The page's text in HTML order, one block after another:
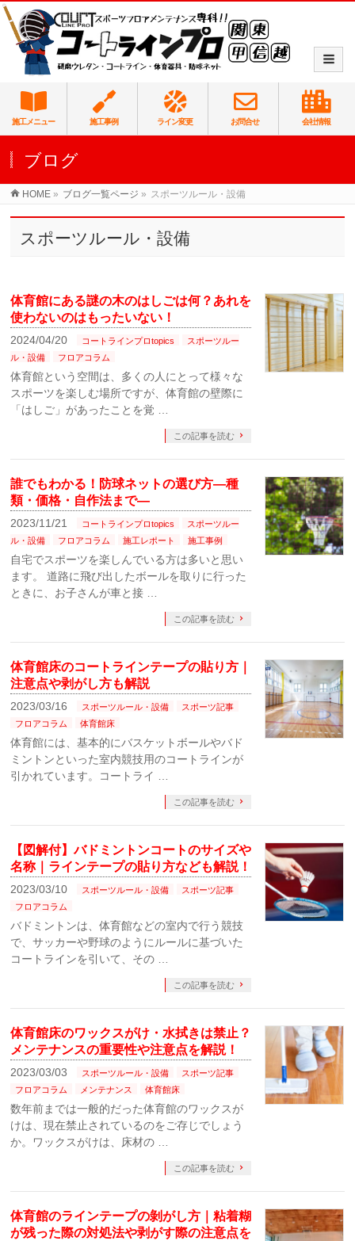
施工メニュー 施工事例 ライン変更 お問合せ 会社情報
ブログ
HOME » ブログ一覧ページ » スポーツルール・設備
スポーツルール・設備
体育館にある謎の木のはしごは何？あれを
使わないのはもったいない！
2024/04/20 コートラインプロtopics
スポーツルー
ル・設備
フロアコラム
体育館という空間は、多くの人にとって様々な
スポーツを楽しむ場所ですが、体育館の壁際に
「はしご」があったことを覚 …
この記事を読む
誰でもわかる！防球ネットの選び方―種
類・価格・自作法まで―
2023/11/21 コートラインプロtopics
スポーツルー
ル・設備
フロアコラム 施工レポート 施工事例
自宅でスポーツを楽しんでいる方は多いと思い
ます。 道路に飛び出したボールを取りに行った
ときに、お子さんが車と接 …
この記事を読む
体育館床のコートラインテープの貼り方｜
注意点や剥がし方も解説
2023/03/16 スポーツルール・設備
スポーツ記事
フロアコラム
体育館床
体育館には、基本的にバスケットボールやバド
ミントンといった室内競技用のコートラインが
引かれています。コートライ …
この記事を読む
【図解付】バドミントンコートのサイズや
名称｜ラインテープの貼り方なども解説！
2023/03/10 スポーツルール・設備
スポーツ記事
フロアコラム
バドミントンは、体育館などの室内で行う競技
で、サッカーや野球のようにルールに基づいた
コートラインを引いて、その …
この記事を読む
体育館床のワックスがけ・水拭きは禁止？
メンテナンスの重要性や注意点を解説！
2023/03/03 スポーツルール・設備
スポーツ記事
フロアコラム
メンテナンス 体育館床
数年前までは一般的だった体育館のワックスが
けは、現在禁止されているのをご存じでしょう
か。ワックスがけは、床材の …
この記事を読む
体育館のラインテープの剝がし方｜粘着糊
が残った際の対処法や剥がす際の注意点を